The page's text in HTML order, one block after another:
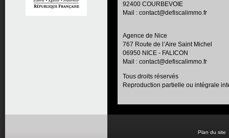
92400 COURBEVOIE
Mail : contact@defiscalimmo.fr
Agence de Nice
767 Route de l’Aire Saint Michel
06950 NICE - FALICON
Mail : contact@defiscalimmo.fr
Tous droits réservés
Reproduction partielle ou intégrale
Plan du site